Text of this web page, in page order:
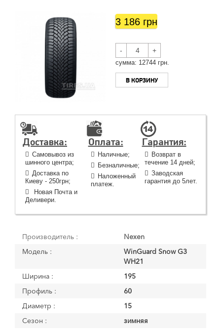
3 186 грн
- +
cумма: 12744 грн.
В КОРЗИНУ
Доставка:
Самовывоз из
шинного центра;
Доставка по
Киеву - 250грн;
Новая Почта и
Деливери.
Оплата:
Наличные;
Безналичные;
Наложенный
платеж.
Гарантия:
Возврат в
течение 14 дней;
Заводская
гарантия до 5лет.
Производитель :
Nexen
Модель :
WinGuard Snow G3
WH21
Ширина :
195
Профиль :
60
Диаметр :
15
Сезон :
зимняя